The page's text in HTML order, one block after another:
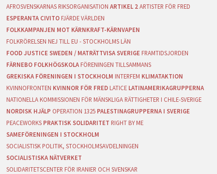
AFROSVENSKARNAS RIKSORGANISATION ARTIKEL 2 ARTISTER FÖR FRED
ESPERANTA CIVITO FJÄRDE VÄRLDEN
FOLKKAMPANJEN MOT KÄRNKRAFT-KÄRNVAPEN
FOLKRÖRELSEN NEJ TILL EU - STOCKHOLMS LÄN
FOOD JUSTICE SWEDEN / MATRÄTTVISA SVERIGE FRAMTIDSJORDEN
FÄRNEBO FOLKHÖGSKOLA FÖRENINGEN TILLSAMMANS
GREKISKA FÖRENINGEN I STOCKHOLM INTERFEM KLIMATAKTION
KVINNOFRONTEN KVINNOR FÖR FRED LATICE LATINAMERIKAGRUPPERNA
NATIONELLA KOMMISSIONEN FÖR MÄNSKLIGA RÄTTIGHETER I CHILE-SVERIGE
NORDISK HJÄLP OPERATION 1325 PALESTINAGRUPPERNA I SVERIGE
PEACEWORKS PRAKTISK SOLIDARITET RIGHT BY ME
SAMEFÖRENINGEN I STOCKHOLM
SOCIALISTISK POLITIK, STOCKHOLMSAVDELNINGEN
SOCIALISTISKA NÄTVERKET
SOLIDARITETSCENTER FÖR IRANIER OCH SVENSKAR